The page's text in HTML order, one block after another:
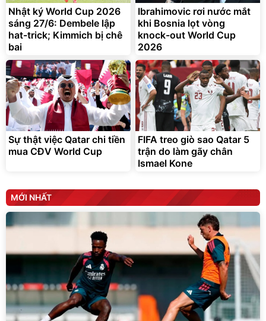
325.000đ
Đã bán nhiều
7.092.000đ
Đang xem nhiều
G-FORCE VIETNA
Nhật ký World Cup 2026
sáng 27/6: Dembele lập
hat-trick; Kimmich bị chê
bai
Ibrahimovic rơi nước mắt
khi Bosnia lọt vòng
knock-out World Cup
2026
Sự thật việc Qatar chi tiền
mua CĐV World Cup
FIFA treo giò sao Qatar 5
trận do làm gãy chân
Ismael Kone
MỚI NHẤT